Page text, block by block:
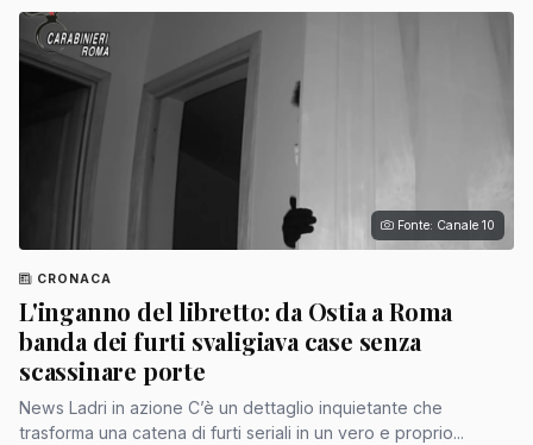
Fonte: Canale 10
CRONACA
L'inganno del libretto: da Ostia a Roma
banda dei furti svaligiava case senza
scassinare porte
News Ladri in azione C’è un dettaglio inquietante che
trasforma una catena di furti seriali in un vero e proprio...